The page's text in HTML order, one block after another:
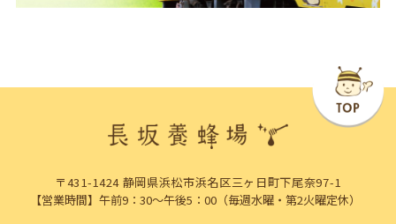
〒431-1424 静岡県浜松市浜名区三ヶ日町下尾奈97-1
【営業時間】午前9：30～午後5：00（毎週水曜・第2火曜定休）